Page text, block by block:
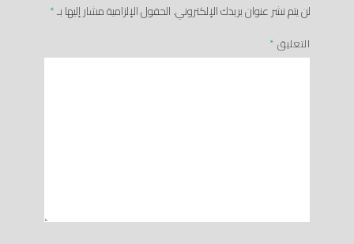
لن يتم نشر عنوان بريدك الإلكتروني.الحقول الإلزامية مشار إليها بـ*
التعليق *